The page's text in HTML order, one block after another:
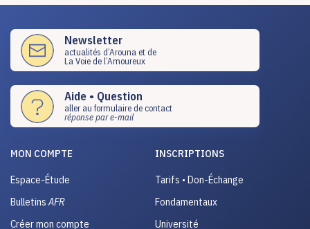
INSCRIPTIONS
Tarifs • Don-Échange
Fondamentaux
Université
MON COMPTE
Espace-Étude
BulletinsAFR
Créer mon compte
Newsletter
actualités d’Arouna et de
La Voie de l’Amoureux
Aide • Question
aller au formulaire de contact
réponse par e-mail